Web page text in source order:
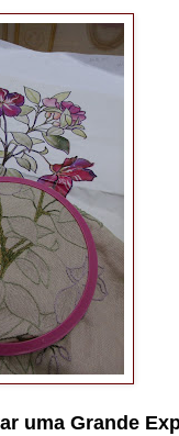
uma Grande